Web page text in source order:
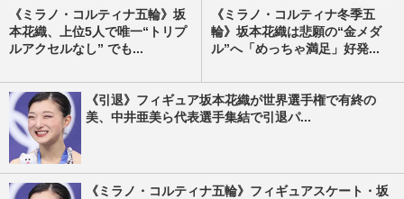
《ミラノ・コルティナ五輪》坂
本花織、上位5人で唯一“トリプ
ルアクセルなし” でも...
《ミラノ・コルティナ冬季五
輪》坂本花織は悲願の“金メダ
ル”へ「めっちゃ満足」好発...
《引退》フィギュア坂本花織が世界選手権で有終の
美、中井亜美ら代表選手集結で引退パ...
《ミラノ・コルティナ五輪》フィギュアスケート・坂